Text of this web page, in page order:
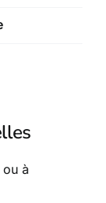
à